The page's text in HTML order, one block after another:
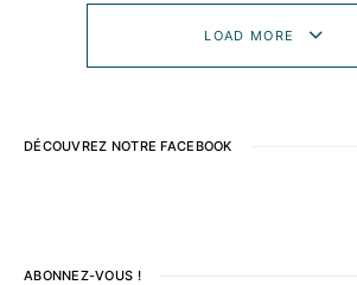
LOAD MORE
DÉCOUVREZ NOTRE FACEBOOK
ABONNEZ-VOUS !